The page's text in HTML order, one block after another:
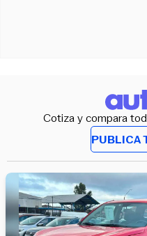
Cotiza y compara
PUBLICA